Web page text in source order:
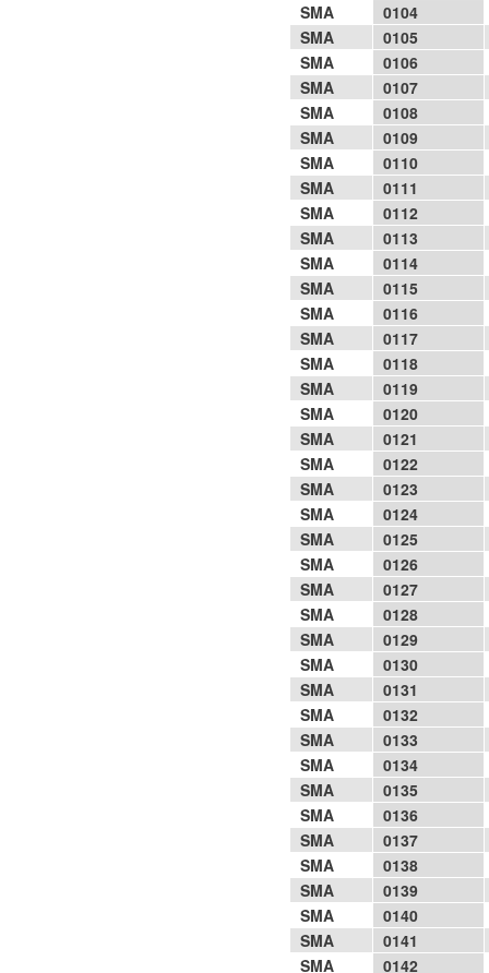
SMA
0104
SMA
0105
SMA
0106
SMA
0107
SMA
0108
SMA
0109
SMA
0110
SMA
0111
SMA
0112
SMA
0113
SMA
0114
SMA
0115
SMA
0116
SMA
0117
SMA
0118
SMA
0119
SMA
0120
SMA
0121
SMA
0122
SMA
0123
SMA
0124
SMA
0125
SMA
0126
SMA
0127
SMA
0128
SMA
0129
SMA
0130
SMA
0131
SMA
0132
SMA
0133
SMA
0134
SMA
0135
SMA
0136
SMA
0137
SMA
0138
SMA
0139
SMA
0140
SMA
0141
SMA
0142